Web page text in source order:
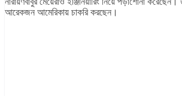
আরেকজন আমেরিকায় চাকরি করছেন।